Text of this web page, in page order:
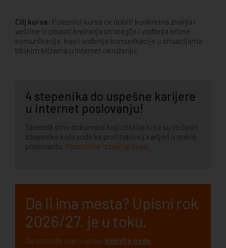
Cilj kursa: Polaznici kursa će dobiti konkretna znanja i
veštine iz oblasti kreiranja strategije i vođenja krizne
komunikacije, kao i vođenja komunikacije u situacijama
bliskim krizama u internet okruženju.
4 stepenika do uspešne karijere
u internet poslovanju!
Spremili smo dokument koji otkriva koja su to četiri
stepenika koja vode ka profitabilnoj karijeri u online
poslovanju. Preuzmite izveštaj ovde.
Da li ima mesta? Upisni rok
2026/27. je u toku.
Da saznate sve o upisu, kliknite ovde.